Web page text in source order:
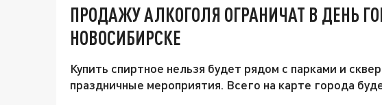
ПРОДАЖУ АЛКОГОЛЯ ОГРАНИЧАТ В ДЕНЬ
НОВОСИБИРСКЕ
Купить спиртное нельзя будет рядом с парками и
праздничные мероприятия. Всего на карте города